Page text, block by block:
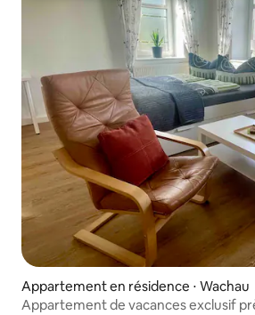
Appartement en résidence ⋅ Wachau
Appartement de vacances exclusif